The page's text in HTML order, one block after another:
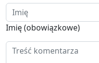
Imię (obowiązkowe)